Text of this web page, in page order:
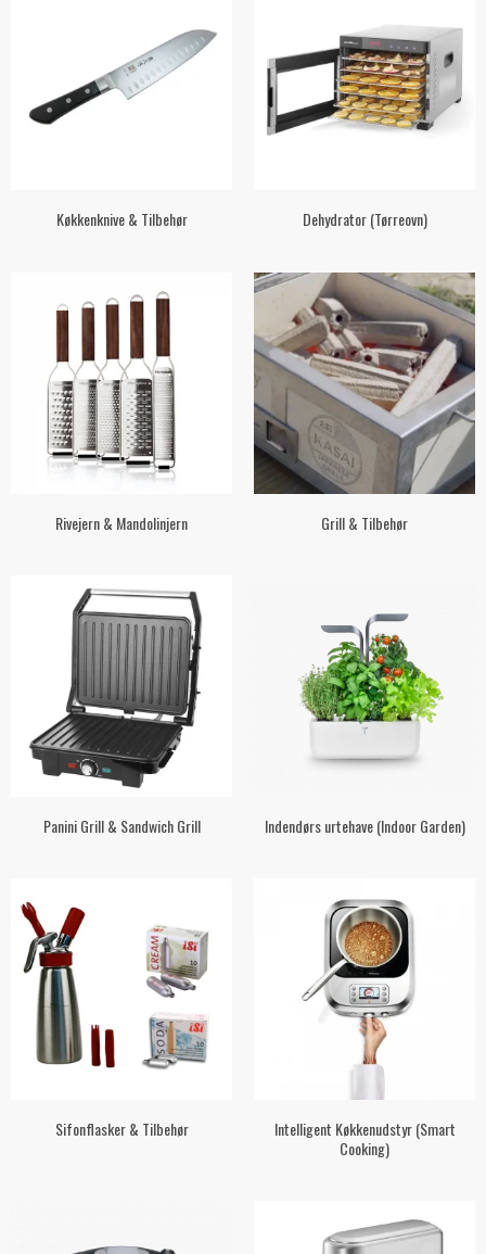
Køkkenknive & Tilbehør Dehydrator (Tørreovn)
Rivejern & Mandolinjern Grill & Tilbehør
Panini Grill & Sandwich Grill Indendørs urtehave (Indoor Garden)
Sifonflasker & Tilbehør
Intelligent Køkkenudstyr (Smart
Cooking)